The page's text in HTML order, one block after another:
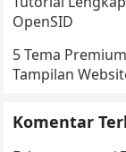
OpenSID
5 Tema
Tampilan
Komentar